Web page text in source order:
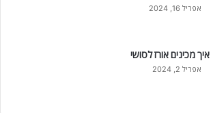
אפריל 16, 2024
איך מכינים אורז לסושי
אפריל 2, 2024